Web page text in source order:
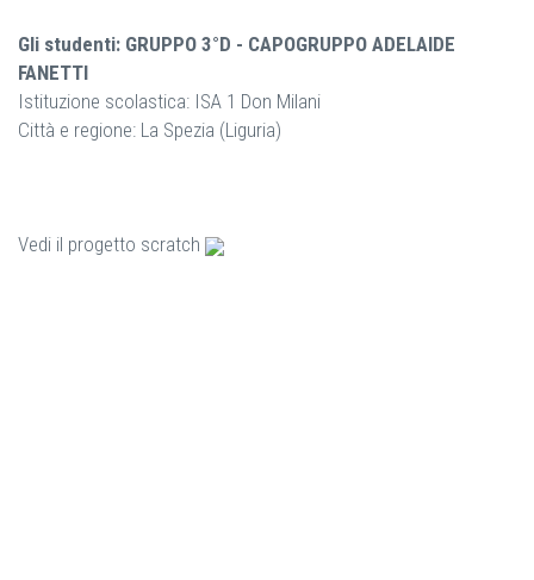
Gli studenti: GRUPPO 3°D - CAPOGRUPPO ADELAIDE
FANETTI
Istituzione scolastica: ISA 1 Don Milani
Città e regione: La Spezia (Liguria)
Vedi il progetto scratch